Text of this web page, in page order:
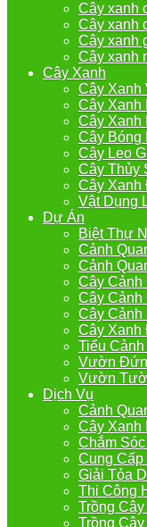
Cây xanh
Cây xanh
Cây xanh
Cây xanh
Cây Xanh
Cây Xanh
Cây Xanh
Cây Xanh
Cây Bóng
Cây Leo
Cây Thủy
Cây Xanh
Vật Dụng
Dự Án
Biệt Thự
Cảnh
Cảnh
Cây Cảnh
Cây Cảnh
Cây Cảnh
Cây Xanh
Tiểu
Vườn
Vườn
Dịch Vụ
Cảnh
Cây Xanh
Chắm
Cung Cấp
Giải Tỏa
Thi Công
Trồng
Trồng